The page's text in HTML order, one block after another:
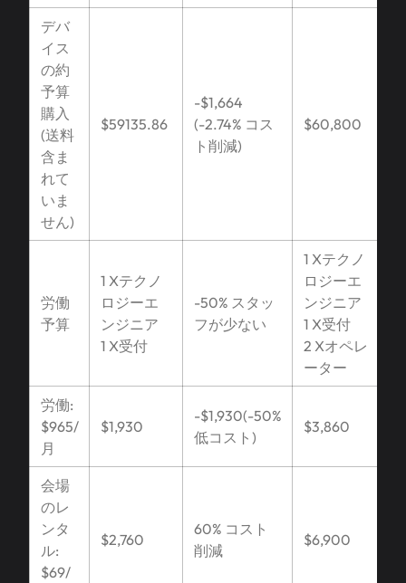
デバ
イス
の約
予算
購入
(送料
含ま
れて
いま
せん)
$59135.86
-$1,664
(-2.74% コス
ト削減)
$60,800
労働
予算
1 Xテクノ
ロジーエ
ンジニア
1 X受付
-50% スタッ
フが少ない
1 Xテクノ
ロジーエ
ンジニア
1 X受付
2 Xオペレ
ーター
労働:
$965/
月
$1,930
-$1,930(-50%
低コスト)
$3,860
会場
のレ
ンタ
ル:
$69/
$2,760
60% コスト
削減
$6,900